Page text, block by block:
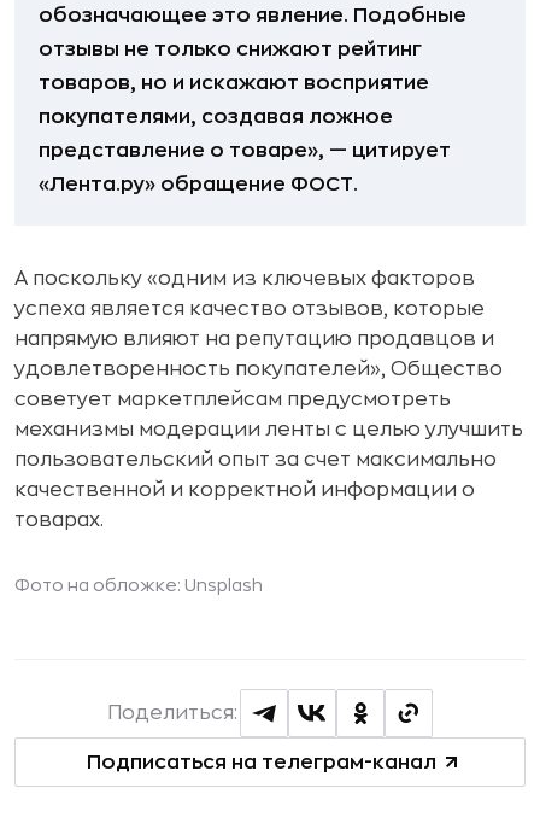
обозначающее это явление. Подобные
отзывы не только снижают рейтинг
товаров, но и искажают восприятие
покупателями, создавая ложное
представление о товаре», — цитирует
«Лента.ру» обращение ФОСТ.
А поскольку «одним из ключевых факторов
успеха является качество отзывов, которые
напрямую влияют на репутацию продавцов и
удовлетворенность покупателей», Общество
советует маркетплейсам предусмотреть
механизмы модерации ленты с целью улучшить
пользовательский опыт за счет максимально
качественной и корректной информации о
товарах.
Фото на обложке: Unsplash
Подписаться на телеграм-канал
Поделиться: